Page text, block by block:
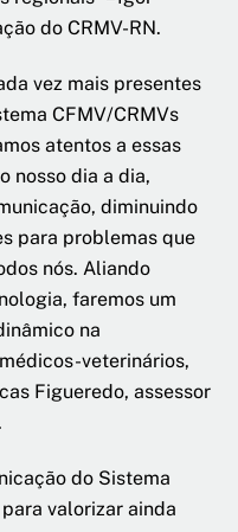
do CRMV-RN.
vez mais presentes
CFMV/CRMVs
atentos a essas
nosso dia a dia,
diminuindo
para problemas que
nós. Aliando
faremos um
na
veterinários,
Figueredo, assessor
do Sistema
valorizar ainda